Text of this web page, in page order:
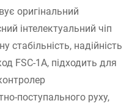
оригінальний
інтелектуальний чіп
стабільність, надійність
FSC-1A, підходить для
поступального руху,